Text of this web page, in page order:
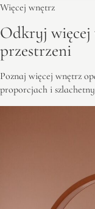
Więcej wnętrz
Odkryj
przestrzeni
Poznaj więcej wnętrz
proporcjach i